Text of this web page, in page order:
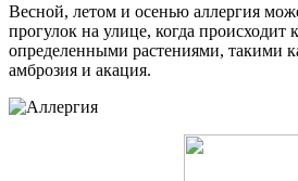
Весной, летом и осенью аллергия
прогулок на улице, когда происходит
определенными растениями, такими
амброзия и акация.